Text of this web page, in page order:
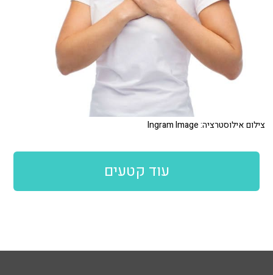
צילום אילוסטרציה: Ingram Image
עוד קטעים